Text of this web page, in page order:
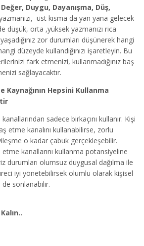
Değer, Duygu, Dayanışma, Düş,
üst kısma da yan yana gelecek
düşük, orta ,yüksek yazmanızı rica
zor durumları düşünerek hangi
düzeyde kullandığınızı işaretleyin. Bu
fark etmenizi, kullanmadığınız baş
sağlayacaktır.
Kaynağının Hepsini Kullanma
sadece birkaçını kullanır. Kişi
etme kanalını kullanabilirse, zorlu
o kadar çabuk gerçekleşebilir.
kanallarını kullanma potansiyeline
durumları olumsuz duygusal dağılma ile
iyi yönetebilirsek olumlu olarak kişisel
sonlanabilir.